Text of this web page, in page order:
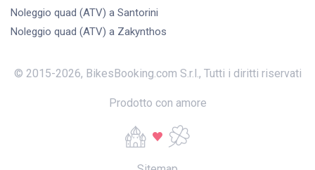
Noleggio quad (ATV) a Santorini
Noleggio quad (ATV) a Zakynthos
© 2015-2026, BikesBooking.com S.r.l., Tutti i diritti riservati
Prodotto con amore